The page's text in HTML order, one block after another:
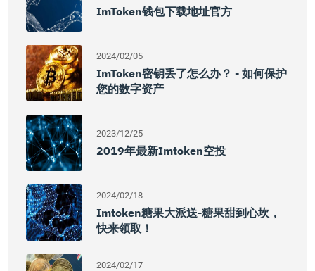
ImToken钱包下载地址官方
2024/02/05
ImToken密钥丢了怎么办？ - 如何保护
您的数字资产
2023/12/25
2019年最新imtoken空投
2024/02/18
Imtoken糖果大派送-糖果甜到心坎，
快来领取！
2024/02/17